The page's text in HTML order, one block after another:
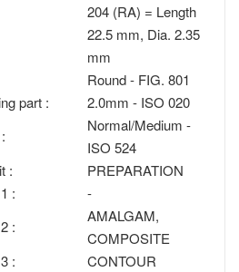
204 (RA) = Length
22.5 mm, Dia. 2.35
mm
Round - FIG. 801
part :
2.0mm - ISO 020
Normal/Medium -
ISO 524
:
PREPARATION
:
-
:
AMALGAM,
COMPOSITE
:
CONTOUR